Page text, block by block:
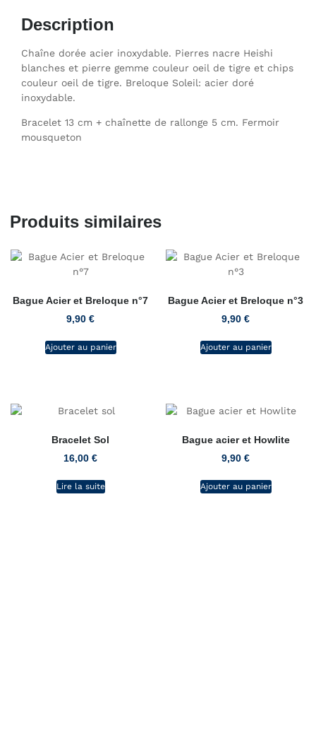
Description
Chaîne dorée acier inoxydable. Pierres nacre Heishi
blanches et pierre gemme couleur oeil de tigre et chips
couleur oeil de tigre. Breloque Soleil: acier doré
inoxydable.
Bracelet 13 cm + chaînette de rallonge 5 cm. Fermoir
mousqueton
Produits similaires
Bague Acier et Breloque n°7
9,90 €
Ajouter au panier
Bague Acier et Breloque n°3
9,90 €
Ajouter au panier
Bracelet Sol
16,00 €
Lire la suite
Bague acier et Howlite
9,90 €
Ajouter au panier